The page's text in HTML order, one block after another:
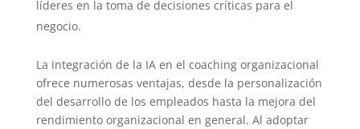
líderes en la toma de decisiones críticas para el
negocio.
La integración de la IA en el coaching organizacional
ofrece numerosas ventajas, desde la personalización
del desarrollo de los empleados hasta la mejora del
rendimiento organizacional en general. Al adoptar